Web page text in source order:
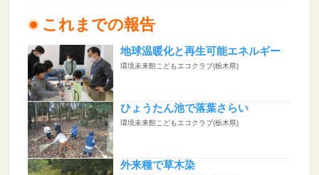
これまでの報告
地球温暖化と再生可能エネルギー
環境未来館こどもエコクラブ(栃木県)
ひょうたん池で落葉さらい
環境未来館こどもエコクラブ(栃木県)
外来種で草木染